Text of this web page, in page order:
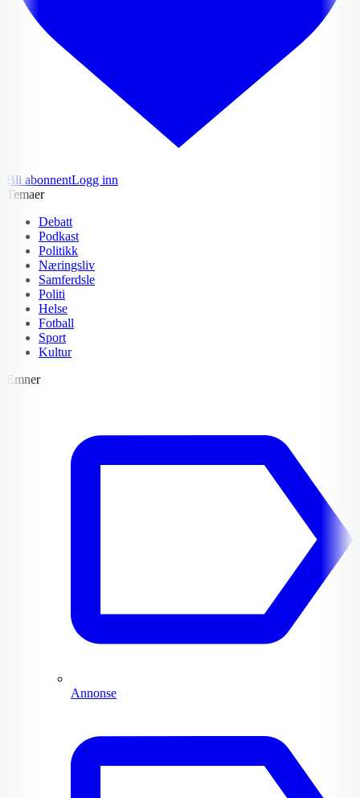
Bli abonnentLogg inn
Temaer
Debatt
Podkast
Politikk
Næringsliv
Samferdsle
Politi
Helse
Fotball
Sport
Kultur
Emner
Annonse